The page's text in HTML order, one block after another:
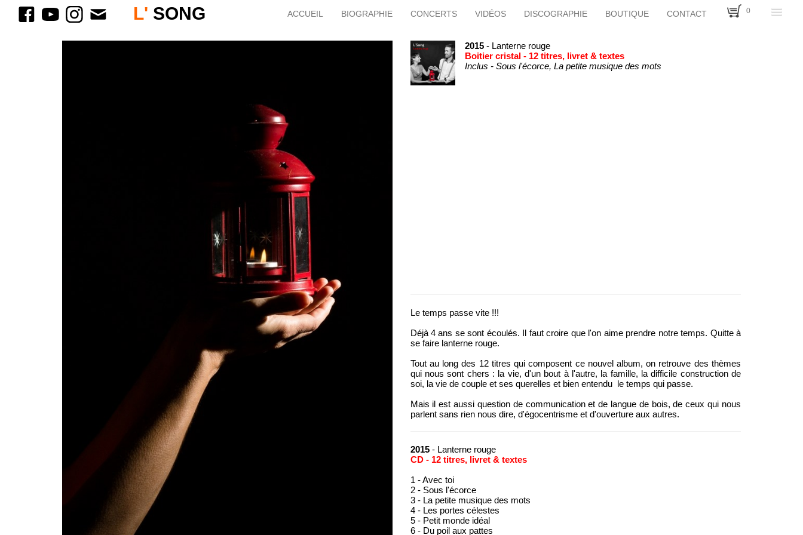
L' SONG ACCUEIL BIOGRAPHIE CONCERTS VIDÉOS DISCOGRAPHIE BOUTIQUE CONTACT 0
2015- Lanterne rouge
Boitier cristal - 12 titres, livret & textes
Inclus - Sous l'écorce, La petite musique des mots
Le temps passe vite !!!
Déjà 4 ans se sont écoulés. Il faut croire que l'on aime prendre notre temps. Quitte à
se faire lanterne rouge.
Tout au long des 12 titres qui composent ce nouvel album, on retrouve des thèmes
qui nous sont chers : la vie, d'un bout à l'autre, la famille, la difficile construction de
soi, la vie de couple et ses querelles et bien entendu le temps qui passe.
Mais il est aussi question de communication et de langue de bois, de ceux qui nous
parlent sans rien nous dire, d'égocentrisme et d'ouverture aux autres.
2015 - Lanterne rouge
CD - 12 titres, livret & textes
1 - Avec toi
2 - Sous l'écorce
3 - La petite musique des mots
4 - Les portes célestes
5 - Petit monde idéal
6 - Du poil aux pattes